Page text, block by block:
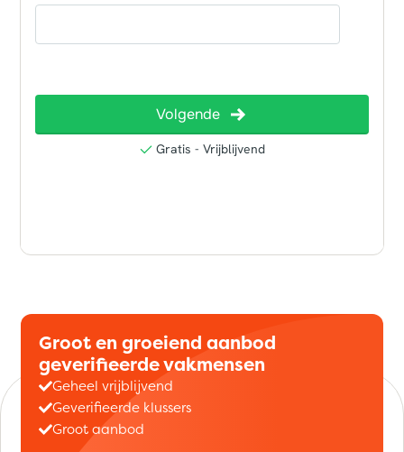
Groot en groeiend aanbod
geverifieerde vakmensen
Geheel vrijblijvend
Geverifieerde klussers
Groot aanbod